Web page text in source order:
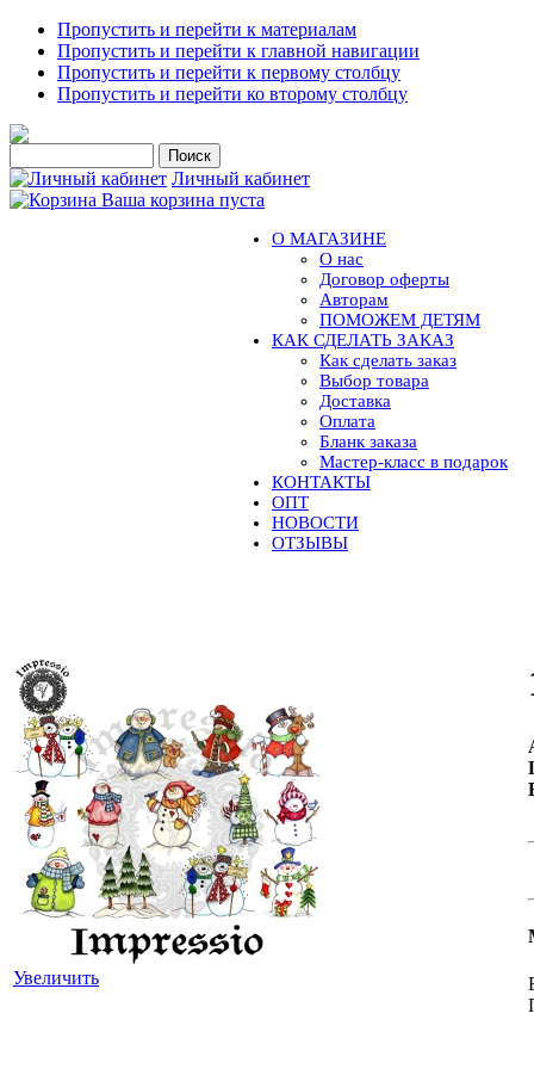
Пропустить и перейти к материалам
Пропустить и перейти к главной навигации
Пропустить и перейти к первому столбцу
Пропустить и перейти ко второму столбцу
Личный кабинет
Ваша корзина пуста
О МАГАЗИНЕ
О нас
Договор оферты
Авторам
ПОМОЖЕМ ДЕТЯМ
КАК СДЕЛАТЬ ЗАКАЗ
Как сделать заказ
Выбор товара
Доставка
Оплата
Бланк заказа
Мастер-класс в подарок
КОНТАКТЫ
ОПТ
НОВОСТИ
ОТЗЫВЫ
Увеличить